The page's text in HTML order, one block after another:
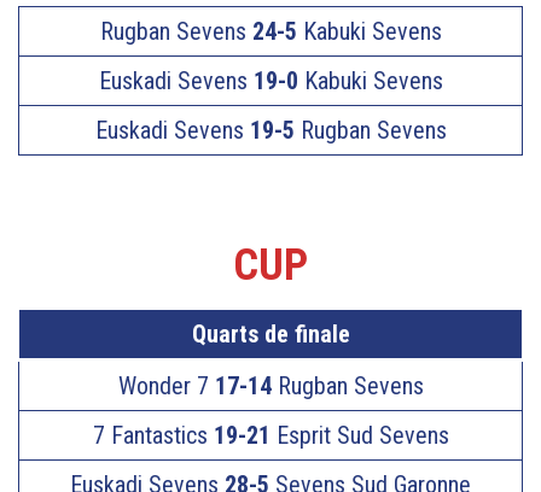
Rugban Sevens 24-5 Kabuki Sevens
Euskadi Sevens 19-0 Kabuki Sevens
Euskadi Sevens 19-5 Rugban Sevens
CUP
Quarts de finale
Wonder 7 17-14Rugban Sevens
7 Fantastics 19-21 Esprit Sud Sevens
Euskadi Sevens 28-5 Sevens Sud Garonne